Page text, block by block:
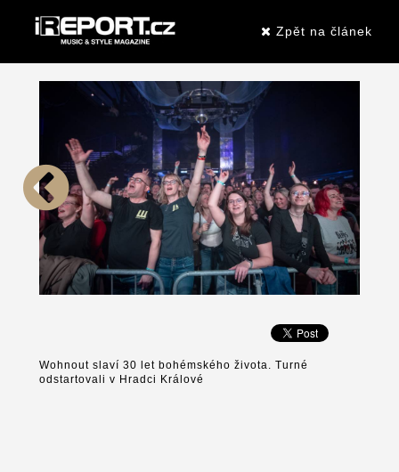
Zpět na článek
Wohnout slaví 30 let bohémského života. Turné
odstartovali v Hradci Králové